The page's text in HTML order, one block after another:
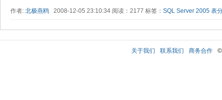
作者: 北极燕鸥 2008-12-05 23:10:34 阅读：2177 标签： SQL Server 2005 表
关于我们 联系我们 商务合作